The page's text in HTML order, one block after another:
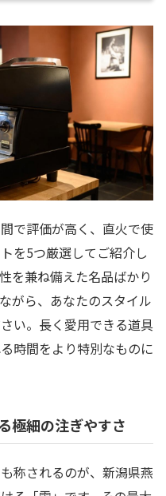
で評価が高く、直火で使
を5つ厳選してご紹介し
を兼ね備えた名品ばかり
がら、あなたのスタイル
い。長く愛用できる道具
時間をより特別なものに
極細の注ぎやすさ
称されるのが、新潟県燕